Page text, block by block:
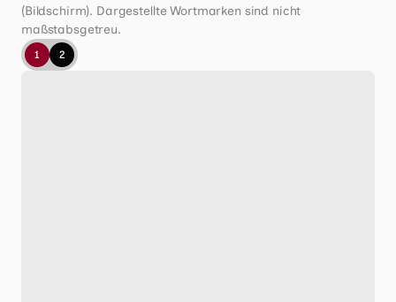
(Bildschirm). Dargestellte Wortmarken sind nicht
maßstabsgetreu.
1 2